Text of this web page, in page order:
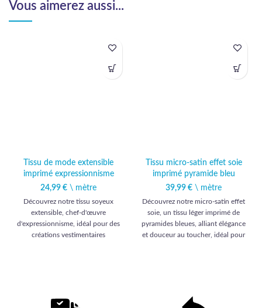
Vous aimerez aussi...
Tissu de mode extensible
imprimé expressionnisme
24,99 € \ mètre
Découvrez notre tissu soyeux
extensible, chef-d'œuvre
d'expressionnisme, idéal pour des
créations vestimentaires
Tissu micro-satin effet soie
imprimé pyramide bleu
39,99 € \ mètre
Découvrez notre micro-satin effet
soie, un tissu léger imprimé de
pyramides bleues, alliant élégance
et douceur au toucher, idéal pour